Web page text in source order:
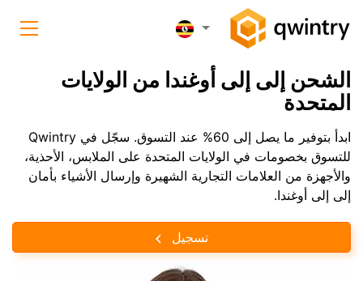
الشحن إلى إلى أوغندا من الولايات
المتحدة
ابدأ بتوفير ما يصل إلى 60% عند التسوق. سجّل في Qwintry
للتسوق بخصومات في الولايات المتحدة على الملابس، الأحذية،
والأجهزة من العلامات التجارية الشهيرة وإرسال الأشياء بأمان
إلى إلى أوغندا.
تسجيل